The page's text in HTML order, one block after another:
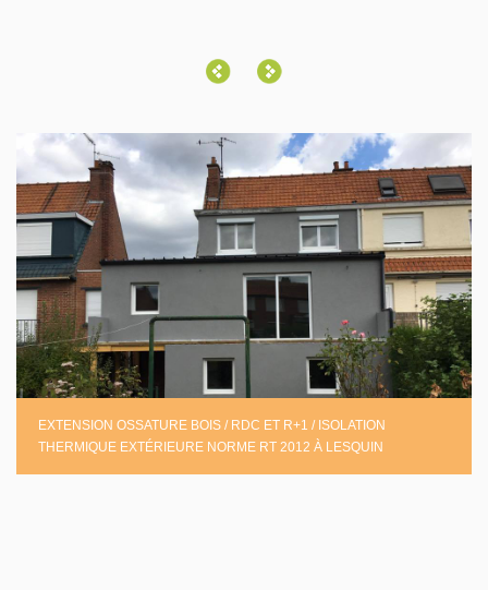
EXTENSION OSSATURE BOIS / RDC ET R+1 / ISOLATION
THERMIQUE EXTÉRIEURE NORME RT 2012 À LESQUIN